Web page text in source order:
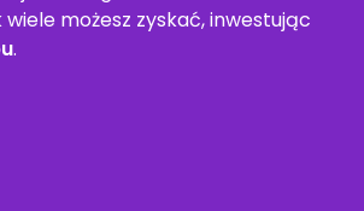
wiele możesz zyskać, inwestując
.